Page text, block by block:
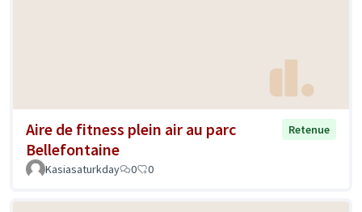
Aire de fitness plein air au parc
Bellefontaine
Retenue
Kasiasaturkday 0 0